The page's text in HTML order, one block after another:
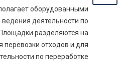
оборудованными
деятельности по
разделяются на
перевозки отходов и для
по переработке